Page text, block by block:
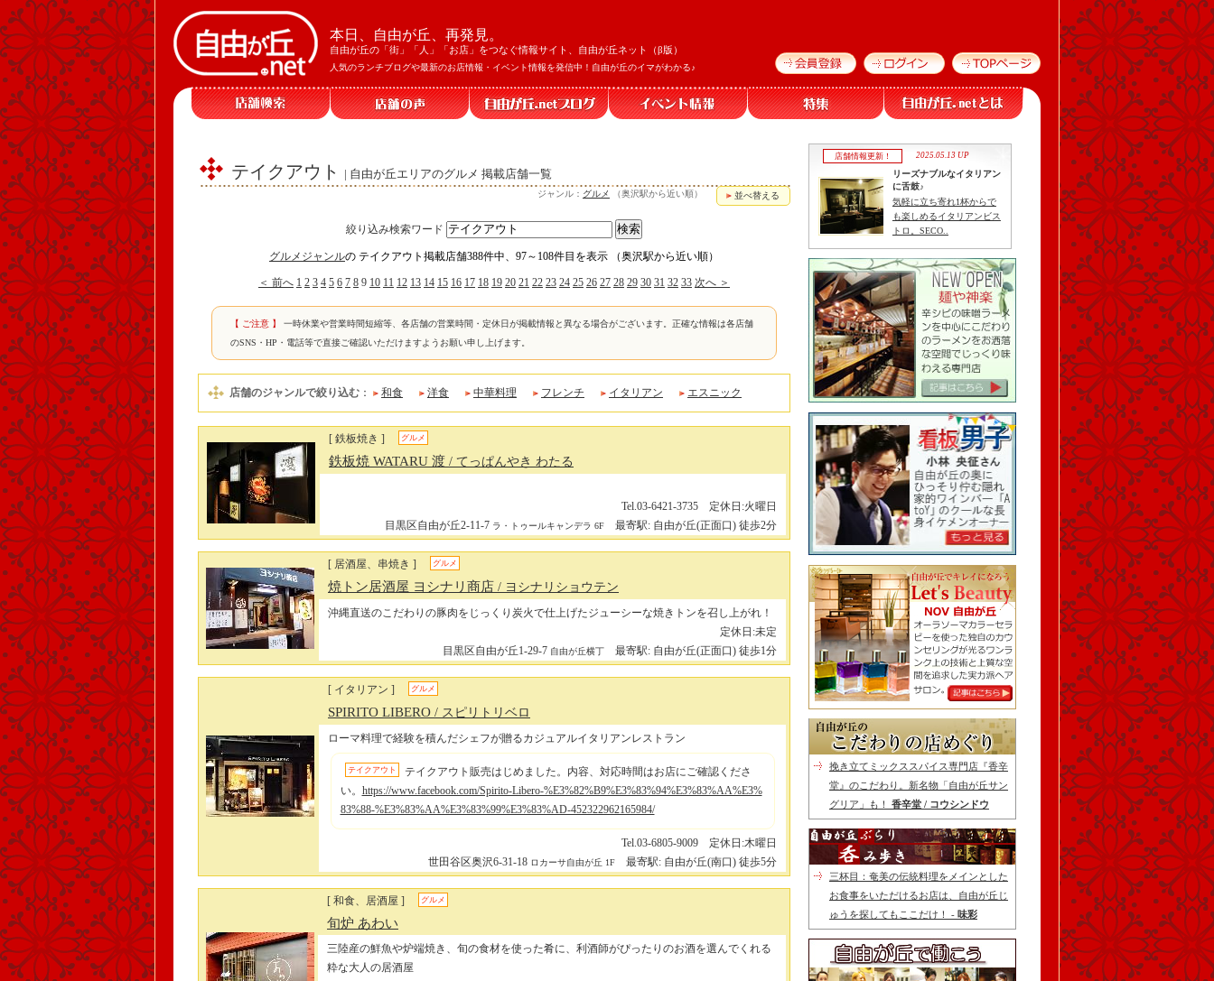
本日、自由が丘、再発見。
自由が丘の「街」「人」「お店」をつなぐ情報サイト、自由が丘ネット（β版）
人気のランチブログや最新のお店情報・イベント情報を発信中！自由が丘のイマがわかる♪
テイクアウト | 自由が丘エリアのグルメ 掲載店舗一覧
並べ替える
ジャンル： グルメ （奥沢駅から近い順）
絞り込み検索ワード
グルメジャンルの テイクアウト掲載店舗388件中、97～108件目を表示 （奥沢駅から近い順）
＜ 前へ 1 2 3 4 5 6 7 8 9 10 11 12 13 14 15 16 17 18 19 20 21 22 23 24 25 26 27 28 29 30 31 32 33 次へ ＞
【 ご注意 】
一時休業や営業時間短縮等、各店舗の営業時間・定休日が掲載情報と異なる場合がございます。正確な情報は各店舗
のSNS・HP・電話等で直接ご確認いただけますようお願い申し上げます。
店舗のジャンルで絞り込む ： 和食 洋食 中華料理 フレンチ イタリアン エスニック
[ 鉄板焼き ] グルメ
鉄板焼 WATARU 渡 / てっぱんやき わたる
Tel.03-6421-3735 定休日:火曜日
目黒区自由が丘2-11-7 ラ・トゥールキャンデラ 6F 最寄駅: 自由が丘(正面口) 徒歩2分
[ 居酒屋、串焼き ] グルメ
焼トン居酒屋 ヨシナリ商店 / ヨシナリショウテン
沖縄直送のこだわりの豚肉をじっくり炭火で仕上げたジューシーな焼きトンを召し上がれ！
定休日:未定
目黒区自由が丘1-29-7 自由が丘横丁 最寄駅: 自由が丘(正面口) 徒歩1分
[ イタリアン ] グルメ
SPIRITO LIBERO / スピリトリベロ
ローマ料理で経験を積んだシェフが贈るカジュアルイタリアンレストラン
テイクアウト
テイクアウト販売はじめました。内容、対応時間はお店にご確認くださ
い。 https://www.facebook.com/Spirito-Libero-%E3%82%B9%E3%83%94%E3%83%AA%E3%
83%88-%E3%83%AA%E3%83%99%E3%83%AD-452322962165984/
Tel.03-6805-9009 定休日:木曜日
世田谷区奥沢6-31-18 ロカーサ自由が丘 1F 最寄駅: 自由が丘(南口) 徒歩5分
[ 和食、居酒屋 ] グルメ
旬炉 あわい
三陸産の鮮魚や炉端焼き、旬の食材を使った肴に、利酒師がぴったりのお酒を選んでくれる
粋な大人の居酒屋
店舗情報更新！ 2025.05.13 UP
リーズナブルなイタリアン
に舌鼓♪
気軽に立ち寄れ1杯からで
も楽しめるイタリアンビス
トロ。SECO..
挽き立てミックススパイス専門店『香辛
堂』のこだわり。新名物「自由が丘サン
グリア」も！ 香辛堂 / コウシンドウ
三杯目：奄美の伝統料理をメインとした
お食事をいただけるお店は、自由が丘じ
ゅうを探してもここだけ！ - 味彩